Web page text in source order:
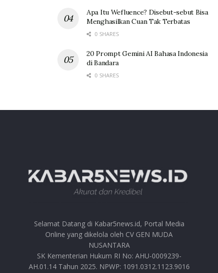
Apa Itu Wefluence? Disebut-sebut Bisa
Menghasilkan Cuan Tak Terbatas
0 SHARES
20 Prompt Gemini AI Bahasa Indonesia
di Bandara
0 SHARES
Selamat Datang di Kabar5news.id, Portal Media
Online yang dikelola oleh CV GEN MUDA
NUSANTARA
SK Kementerian Hukum RI No: AHU-0009239-
AH.01.14 Tahun 2025. NPWP: 1091.0312.1123.9016